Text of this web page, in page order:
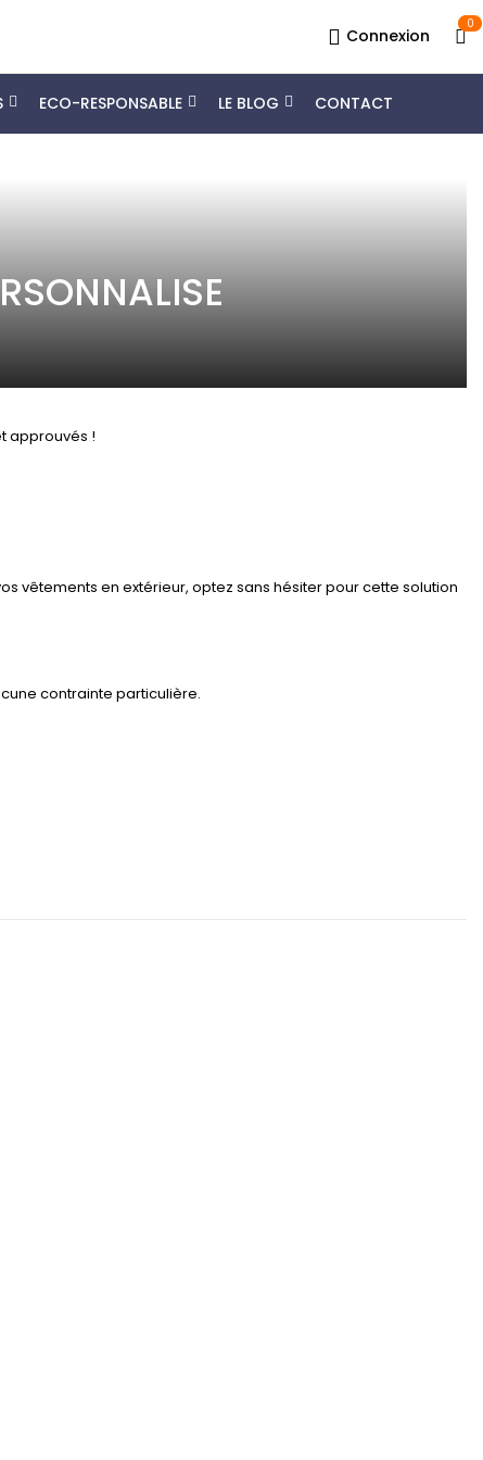
Connexion
0
ECO-RESPONSABLE LE BLOG CONTACT
approuvés !
vêtements en extérieur, optez sans hésiter pour cette solution
contrainte particulière.